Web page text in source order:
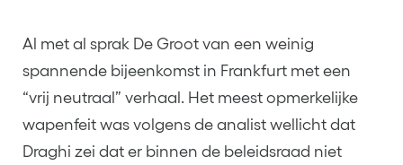
Al met al sprak De Groot van een weinig
spannende bijeenkomst in Frankfurt met een
“vrij neutraal” verhaal. Het meest opmerkelijke
wapenfeit was volgens de analist wellicht dat
Draghi zei dat er binnen de beleidsraad niet